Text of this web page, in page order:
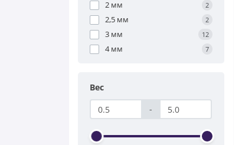
2 мм 2
2,5 мм 2
3 мм 12
4 мм 7
Вес
-